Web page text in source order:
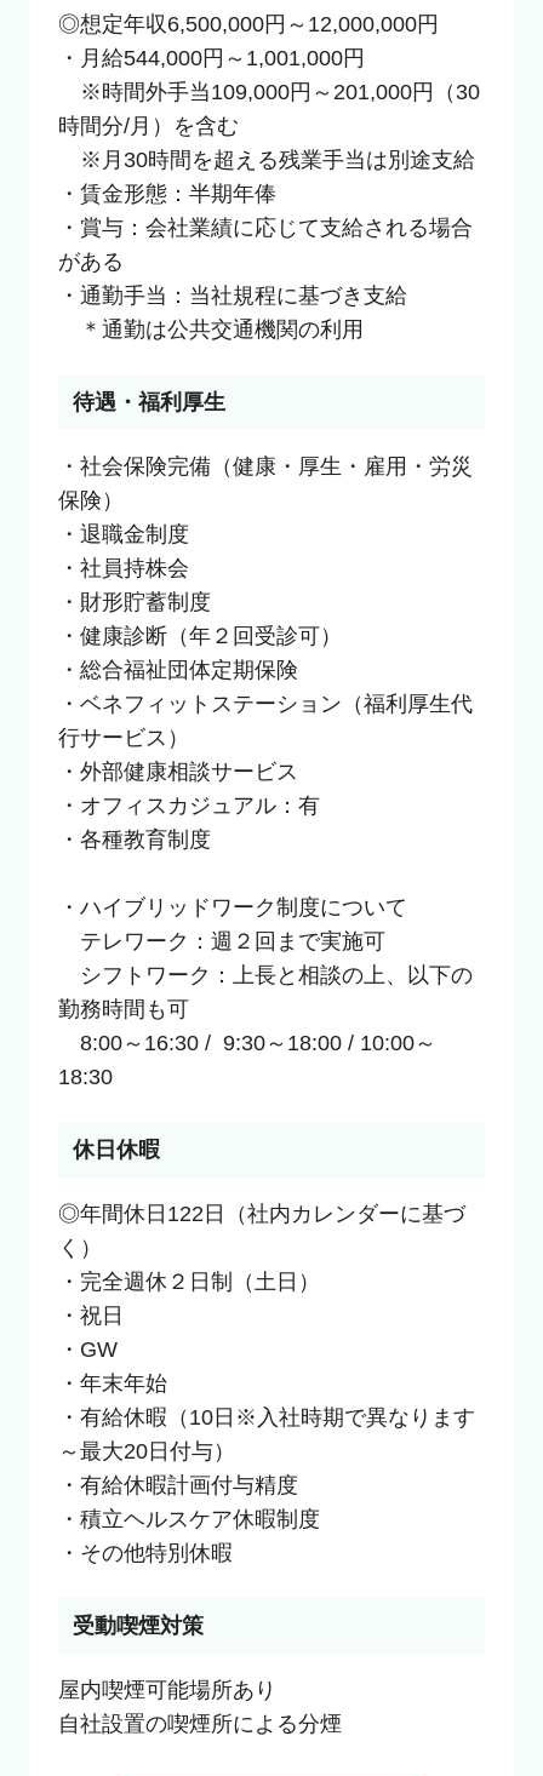
◎想定年収6,500,000円～12,000,000円
・月給544,000円～1,001,000円
※時間外手当109,000円～201,000円（30
時間分/月）を含む
※月30時間を超える残業手当は別途支給
・賃金形態：半期年俸
・賞与：会社業績に応じて支給される場合
がある
・通勤手当：当社規程に基づき支給
＊通勤は公共交通機関の利用
待遇・福利厚生
・社会保険完備（健康・厚生・雇用・労災
保険）
・退職金制度
・社員持株会
・財形貯蓄制度
・健康診断（年２回受診可）
・総合福祉団体定期保険
・ベネフィットステーション（福利厚生代
行サービス）
・外部健康相談サービス
・オフィスカジュアル：有
・各種教育制度
・ハイブリッドワーク制度について
テレワーク：週２回まで実施可
シフトワーク：上長と相談の上、以下の
勤務時間も可
8:00～16:30 /  9:30～18:00 / 10:00～
18:30
休日休暇
◎年間休日122日（社内カレンダーに基づ
く）
・完全週休２日制（土日）
・祝日
・GW
・年末年始
・有給休暇（10日※入社時期で異なります
～最大20日付与）
・有給休暇計画付与精度
・積立ヘルスケア休暇制度
・その他特別休暇
受動喫煙対策
屋内喫煙可能場所あり
自社設置の喫煙所による分煙